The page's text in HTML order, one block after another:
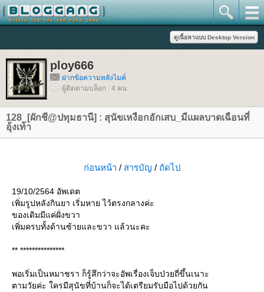
ploy666
ฝากข้อความหลังไมค์
ผู้ติดตามบล็อก : 4 คน
128_[ผักชี@ปทุมธานี] : สุนัขเหงือกอักเสบ_มีแผลบาดเฉือนที่
อุ้งเท้า
ก่อนหน้า / สารบัญ / ถัดไป
19/10/2564 อัพเดต
เพิ่มรูปหลังกินยา เริ่มหาย ไว้ตรงกลางค่ะ
ของเดิมมีแค่ฝั่งขวา
เพิ่มครบทั้งด้านซ้ายและขวา แล้วนะคะ
** ***************
พอเริ่มเป็นหมาชรา ก็รู้สึกว่าจะอัพเรื่องเจ็บป่วยถี่ขึ้นเนาะ
ตามวัยค่ะ ใครมีสุนัขที่บ้านก็จะได้เตรียมรับมือไปด้วยกัน